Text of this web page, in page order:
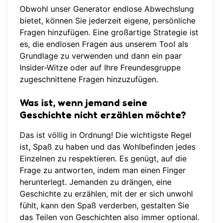
Obwohl unser Generator endlose Abwechslung
bietet, können Sie jederzeit eigene, persönliche
Fragen hinzufügen. Eine großartige Strategie ist
es, die endlosen Fragen aus unserem Tool als
Grundlage zu verwenden und dann ein paar
Insider-Witze oder auf Ihre Freundesgruppe
zugeschnittene Fragen hinzuzufügen.
Was ist, wenn jemand seine
Geschichte nicht erzählen möchte?
Das ist völlig in Ordnung! Die wichtigste Regel
ist, Spaß zu haben und das Wohlbefinden jedes
Einzelnen zu respektieren. Es genügt, auf die
Frage zu antworten, indem man einen Finger
herunterlegt. Jemanden zu drängen, eine
Geschichte zu erzählen, mit der er sich unwohl
fühlt, kann den Spaß verderben, gestalten Sie
das Teilen von Geschichten also immer optional.